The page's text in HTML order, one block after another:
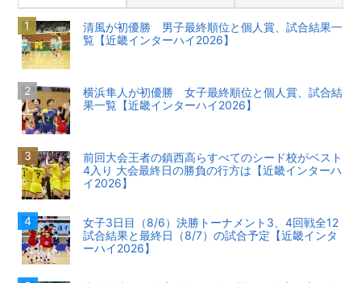
清風が初優勝 男子最終順位と個人賞、試合結果一
覧【近畿インターハイ2026】
横浜隼人が初優勝 女子最終順位と個人賞、試合結
果一覧【近畿インターハイ2026】
前回大会王者の鎮西高らすべてのシード校がベスト
4入り 大会最終日の勝負の行方は【近畿インターハ
イ2026】
女子3日目（8/6）決勝トーナメント3、4回戦全12
試合結果と最終日（8/7）の試合予定【近畿インタ
ーハイ2026】